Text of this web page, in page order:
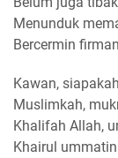
Menunduk
Bercermin
Kawan,
Muslimkah,
Khalifah Allah,
Khairul